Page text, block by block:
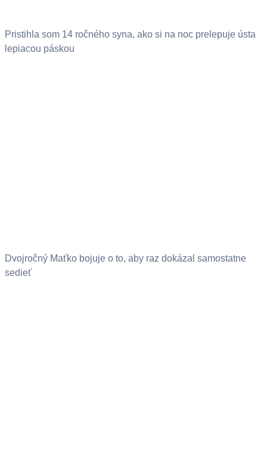
Pristihla som 14 ročného syna, ako si na noc prelepuje ústa
lepiacou páskou
Dvojročný Maťko bojuje o to, aby raz dokázal samostatne
sedieť